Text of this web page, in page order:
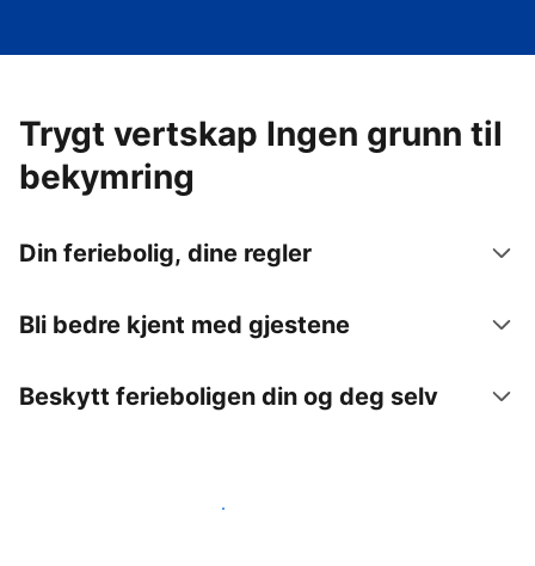
Trygt vertskap Ingen grunn til
bekymring
Din feriebolig, dine regler
Bli bedre kjent med gjestene
Beskytt ferieboligen din og deg selv
Lei ut ferieboligen din gjennom oss i dag